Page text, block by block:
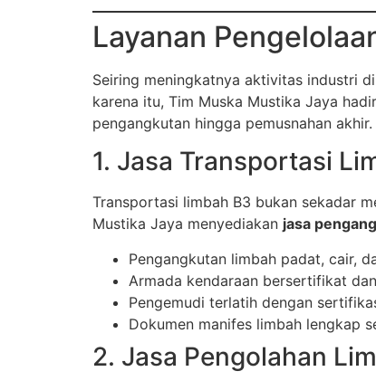
Layanan
Seiring meningkatnya aktivitas industri
karena itu, Tim Muska Mustika Jaya
pengangkutan hingga pemusnahan akhir.
1. Jasa Transportasi
Transportasi limbah B3 bukan sekadar
Mustika Jaya menyediakan jasa
Pengangkutan limbah padat, cair,
Armada kendaraan bersertifikat
Pengemudi terlatih dengan
Dokumen manifes limbah lengkap
2. Jasa Pengolahan